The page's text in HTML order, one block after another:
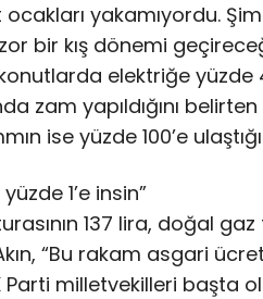
yakamıyordu.
bir kış dönemi
elektriğe yüzde
zam yapıldığını belirten
ise yüzde 100’e
1’e insin”
137 lira, doğal gaz
“Bu rakam asgari
milletvekilleri başta